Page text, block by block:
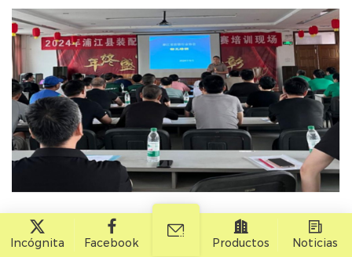
4. Organice y realice varias actividades de masa.
Incógnita Facebook Productos Noticias